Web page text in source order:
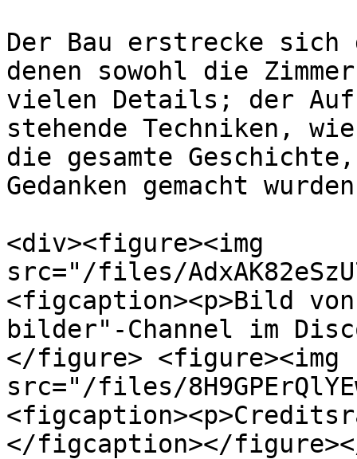
Der Bau erstrecke
denen sowohl die
vielen Details; der
stehende Techniken,
die gesamte
Gedanken gemacht
<div><figure><img
src="/files/
<figcaption><p>Bild von
bilder"-Channel im
</figure> <figure><img
src="/files/
</figcaption></